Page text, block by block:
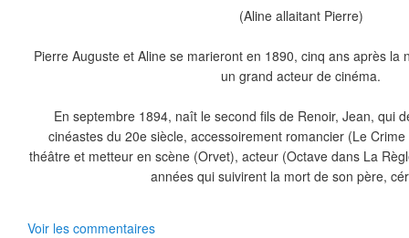
(Aline allaitant Pierre)
Pierre Auguste et Aline se marieront en 1890, cinq ans après la
un grand acteur de cinéma.
En septembre 1894, naît le second fils de Renoir, Jean, qui
cinéastes du 20e siècle, accessoirement romancier (Le
théâtre et metteur en scène (Orvet), acteur (Octave dans La
années qui suivirent la mort de son père,
Voir les commentaires